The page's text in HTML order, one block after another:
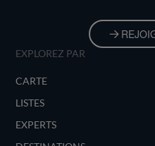
EXPLOREZ PAR
CARTE
LISTES
EXPERTS